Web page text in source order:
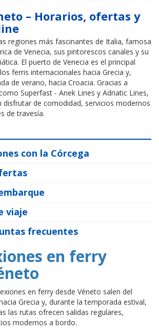
– Horarios, ofertas y
regiones más fascinantes de Italia, famosa
de Venecia, sus pintorescos canales y su
El puerto de Venecia es el principal
ferris internacionales hacia Grecia y,
de verano, hacia Croacia. Gracias a
Superfast - Anek Lines y Adriatic Lines,
disfrutar de comodidad, servicios modernos
de travesía.
con la Córcega
viaje
frecuentes
en ferry
en ferry desde Véneto salen del
Grecia y, durante la temporada estival,
las rutas ofrecen salidas regulares,
modernos a bordo.